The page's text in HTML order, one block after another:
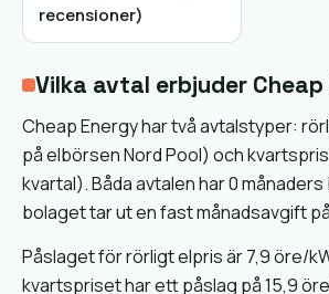
recensioner)
Vilka avtal erbjuder Cheap
Cheap Energy har två avtalstyper:
på elbörsen Nord Pool) och
kvartal). Båda avtalen har 0
bolaget tar ut en fast månadsavgift
Påslaget för rörligt elpris är 7,9 öre/
kvartspriset har ett påslag på 15,9